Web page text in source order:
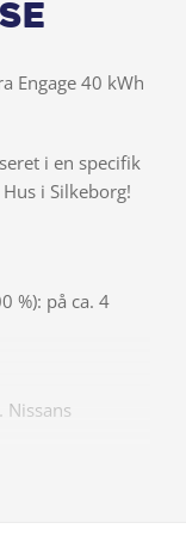
Engage 40 kWh
i en specifik
i Silkeborg!
%): på ca. 4
Nissans